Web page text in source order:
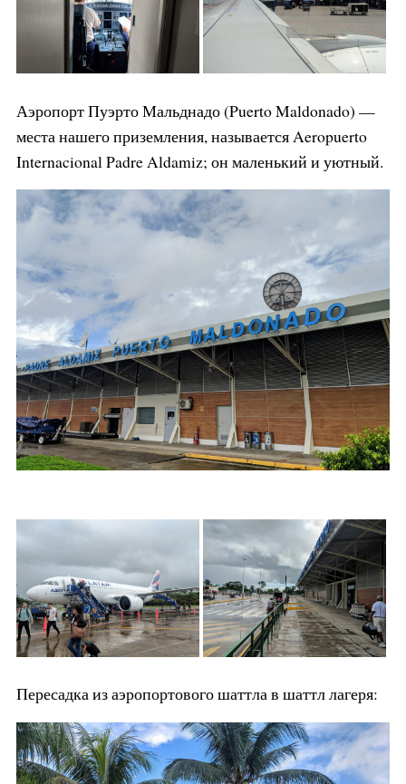
Аэропорт Пуэрто Мальднадо (Puerto Maldonado) —
места нашего приземления, называется Aeropuerto
Internacional Padre Aldamiz; он маленький и уютный.
Пересадка из аэропортового шаттла в шаттл лагеря: